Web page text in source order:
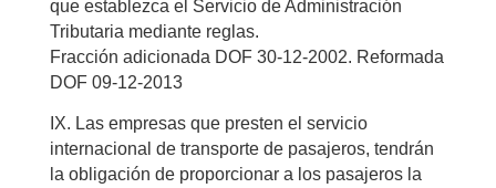
que establezca el Servicio de Administración
Tributaria mediante reglas.
Fracción adicionada DOF 30-12-2002. Reformada
DOF 09-12-2013
IX. Las empresas que presten el servicio
internacional de transporte de pasajeros, tendrán
la obligación de proporcionar a los pasajeros la